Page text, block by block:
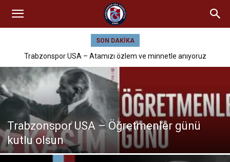
SON DAKIKA
Trabzonspor USA – Atamızı özlem ve minnetle anıyoruz
Trabzonspor USA – Öğretmenler günü
kutlu olsun